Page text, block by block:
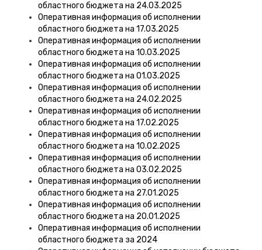
областного бюджета на 24.03.2025
Оперативная информация об исполнении
областного бюджета на 17.03.2025
Оперативная информация об исполнении
областного бюджета на 10.03.2025
Оперативная информация об исполнении
областного бюджета на 01.03.2025
Оперативная информация об исполнении
областного бюджета на 24.02.2025
Оперативная информация об исполнении
областного бюджета на 17.02.2025
Оперативная информация об исполнении
областного бюджета на 10.02.2025
Оперативная информация об исполнении
областного бюджета на 03.02.2025
Оперативная информация об исполнении
областного бюджета на 27.01.2025
Оперативная информация об исполнении
областного бюджета на 20.01.2025
Оперативная информация об исполнении
областного бюджета за 2024